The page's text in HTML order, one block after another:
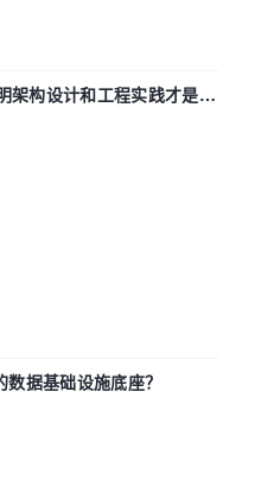
架构设计和工程实践才是稀
据基础设施底座？